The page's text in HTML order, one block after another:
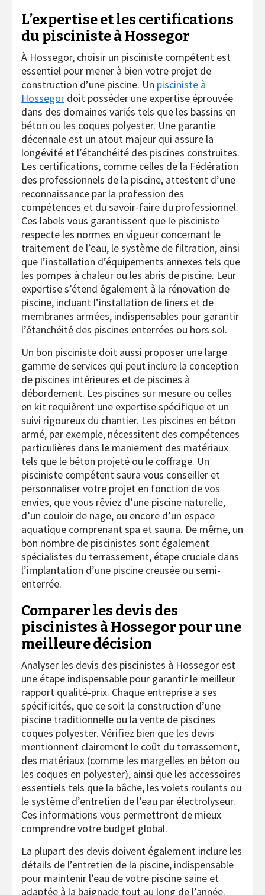
L’expertise et les certifications
du pisciniste à Hossegor
À Hossegor, choisir un pisciniste compétent est
essentiel pour mener à bien votre projet de
construction d’une piscine. Un pisciniste à
Hossegor doit posséder une expertise éprouvée
dans des domaines variés tels que les bassins en
béton ou les coques polyester. Une garantie
décennale est un atout majeur qui assure la
longévité et l’étanchéité des piscines construites.
Les certifications, comme celles de la Fédération
des professionnels de la piscine, attestent d’une
reconnaissance par la profession des
compétences et du savoir-faire du professionnel.
Ces labels vous garantissent que le pisciniste
respecte les normes en vigueur concernant le
traitement de l’eau, le système de filtration, ainsi
que l’installation d’équipements annexes tels que
les pompes à chaleur ou les abris de piscine. Leur
expertise s’étend également à la rénovation de
piscine, incluant l’installation de liners et de
membranes armées, indispensables pour garantir
l’étanchéité des piscines enterrées ou hors sol.
Un bon pisciniste doit aussi proposer une large
gamme de services qui peut inclure la conception
de piscines intérieures et de piscines à
débordement. Les piscines sur mesure ou celles
en kit requièrent une expertise spécifique et un
suivi rigoureux du chantier. Les piscines en béton
armé, par exemple, nécessitent des compétences
particulières dans le maniement des matériaux
tels que le béton projeté ou le coffrage. Un
pisciniste compétent saura vous conseiller et
personnaliser votre projet en fonction de vos
envies, que vous rêviez d’une piscine naturelle,
d’un couloir de nage, ou encore d’un espace
aquatique comprenant spa et sauna. De même, un
bon nombre de piscinistes sont également
spécialistes du terrassement, étape cruciale dans
l’implantation d’une piscine creusée ou semi-
enterrée.
Comparer les devis des
piscinistes à Hossegor pour une
meilleure décision
Analyser les devis des piscinistes à Hossegor est
une étape indispensable pour garantir le meilleur
rapport qualité-prix. Chaque entreprise a ses
spécificités, que ce soit la construction d’une
piscine traditionnelle ou la vente de piscines
coques polyester. Vérifiez bien que les devis
mentionnent clairement le coût du terrassement,
des matériaux (comme les margelles en béton ou
les coques en polyester), ainsi que les accessoires
essentiels tels que la bâche, les volets roulants ou
le système d’entretien de l’eau par électrolyseur.
Ces informations vous permettront de mieux
comprendre votre budget global.
La plupart des devis doivent également inclure les
détails de l’entretien de la piscine, indispensable
pour maintenir l’eau de votre piscine saine et
adaptée à la baignade tout au long de l’année.